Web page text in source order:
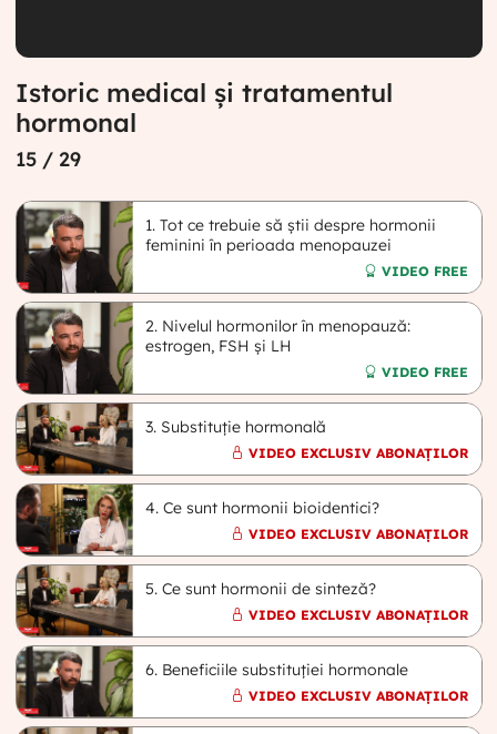
Istoric medical și tratamentul
hormonal
15/ 29
1. Tot ce trebuie să știi despre hormonii
feminini în perioada menopauzei
VIDEO FREE
2. Nivelul hormonilor în menopauză:
estrogen, FSH și LH
VIDEO FREE
3. Substituție hormonală
VIDEO EXCLUSIV ABONAȚILOR
4. Ce sunt hormonii bioidentici?
VIDEO EXCLUSIV ABONAȚILOR
5. Ce sunt hormonii de sinteză?
VIDEO EXCLUSIV ABONAȚILOR
6. Beneficiile substituției hormonale
VIDEO EXCLUSIV ABONAȚILOR